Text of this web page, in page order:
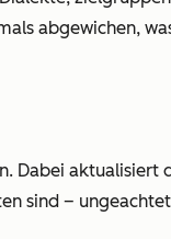
abgewichen,
Dabei
sind –